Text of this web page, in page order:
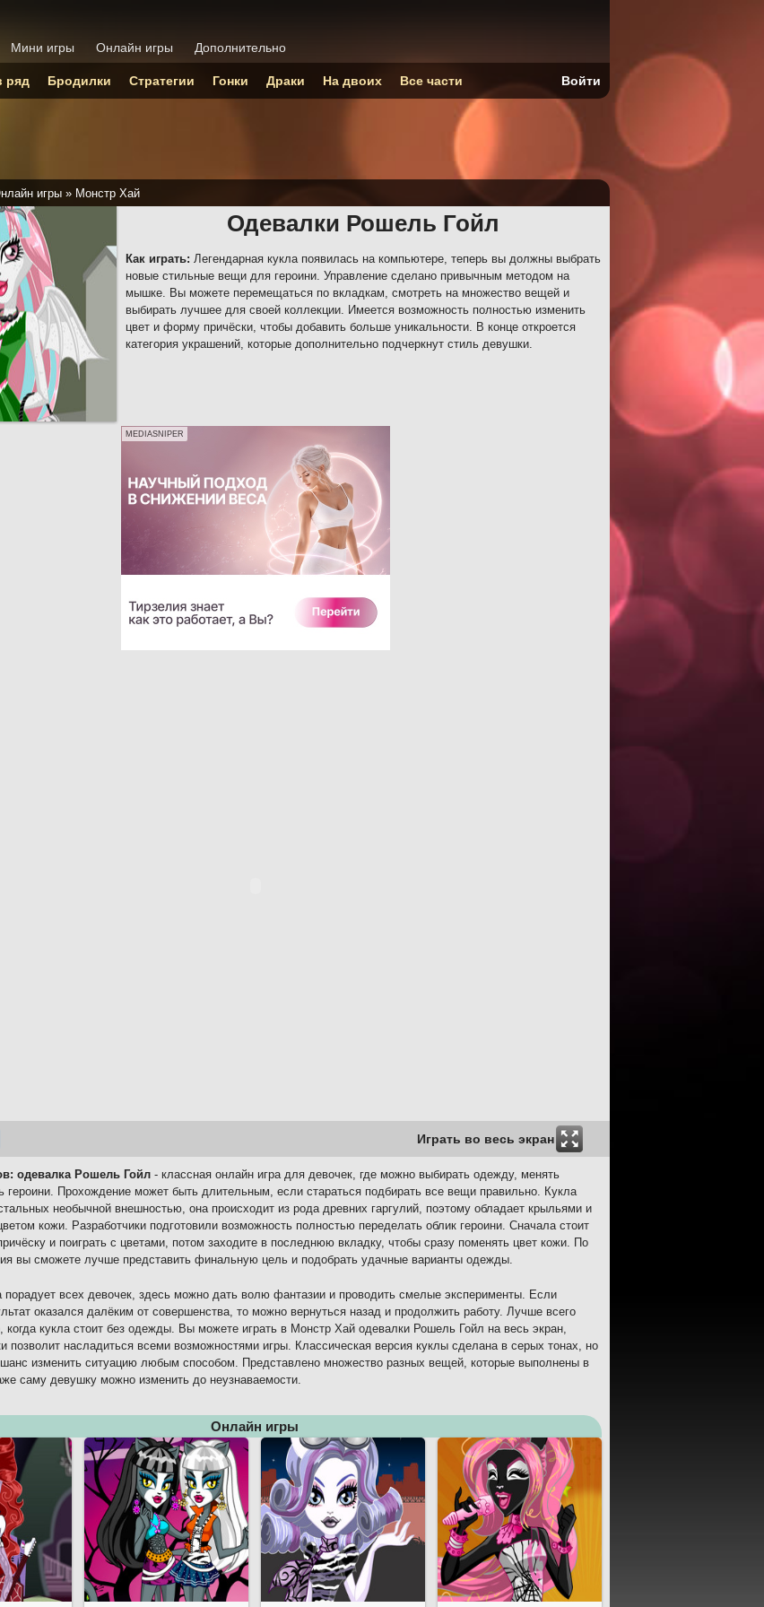
игры » Монстр Хай
Одевалки Рошель Гойл
Как играть: Легендарная кукла появилась на компьютере, теперь вы должны выбрать
новые стильные вещи для героини. Управление сделано привычным методом на
мышке. Вы можете перемещаться по вкладкам, смотреть на множество вещей и
выбирать лучшее для своей коллекции. Имеется возможность полностью изменить
цвет и форму причёски, чтобы добавить больше уникальности. В конце откроется
категория украшений, которые дополнительно подчеркнут стиль девушки.
MEDIASNIPER
Играть во весь экран
одевалка Рошель Гойл - классная онлайн игра для девочек, где можно выбирать одежду, менять
героини. Прохождение может быть длительным, если стараться подбирать все вещи правильно. Кукла
необычной внешностью, она происходит из рода древних гаргулий, поэтому обладает крыльями и
кожи. Разработчики подготовили возможность полностью переделать облик героини. Сначала стоит
и поиграть с цветами, потом заходите в последнюю вкладку, чтобы сразу поменять цвет кожи. По
вы сможете лучше представить финальную цель и подобрать удачные варианты одежды.
порадует всех девочек, здесь можно дать волю фантазии и проводить смелые эксперименты. Если
оказался далёким от совершенства, то можно вернуться назад и продолжить работу. Лучше всего
когда кукла стоит без одежды. Вы можете играть в Монстр Хай одевалки Рошель Гойл на весь экран,
позволит насладиться всеми возможностями игры. Классическая версия куклы сделана в серых тонах, но
изменить ситуацию любым способом. Представлено множество разных вещей, которые выполнены в
саму девушку можно изменить до неузнаваемости.
Онлайн игры
Мини игры Онлайн игры Дополнительно
ряд Бродилки Стратегии Гонки Драки На двоих Все части Войти